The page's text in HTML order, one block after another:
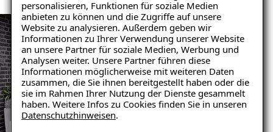
personalisieren, Funktionen für soziale Medien
anbieten zu können und die Zugriffe auf unsere
Website zu analysieren. Außerdem geben wir
Informationen zu Ihrer Verwendung unserer Website
an unsere Partner für soziale Medien, Werbung und
Analysen weiter. Unsere Partner führen diese
Informationen möglicherweise mit weiteren Daten
zusammen, die Sie ihnen bereitgestellt haben oder die
sie im Rahmen Ihrer Nutzung der Dienste gesammelt
haben. Weitere Infos zu Cookies finden Sie in unseren
Datenschutzhinweisen.
Ratgeber „Sofort-Tipps gegen
Feuchtigkeit“
– jetzt kostenlos
herunterladen!